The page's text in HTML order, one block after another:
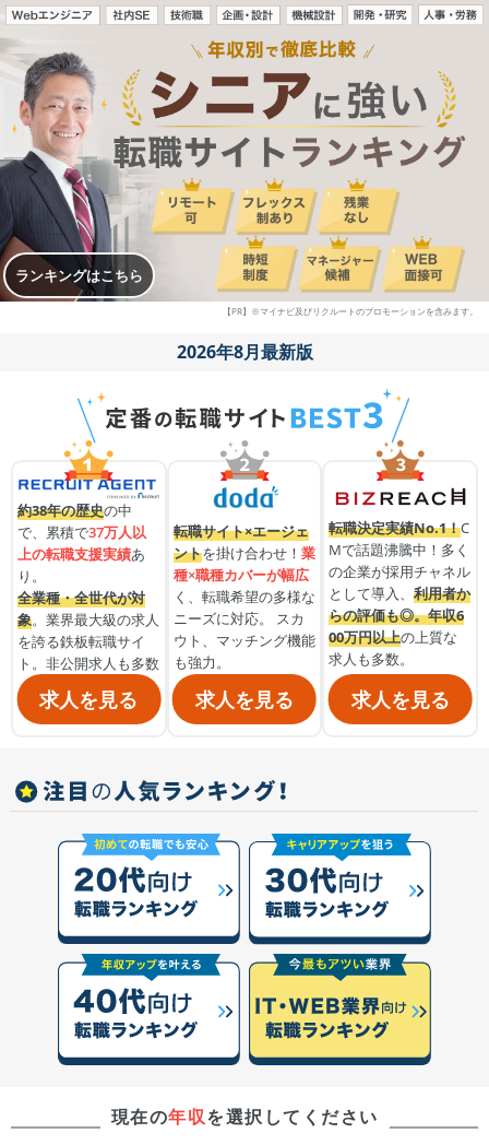
ランキングはこちら
【PR】※マイナビ及びリクルートのプロモーションを含みます。
2026年8月最新版
約38年の歴史の中
で、累積で37万人以
上の転職支援実績あ
り。
全業種・全世代が対
象。業界最大級の求人
を誇る鉄板転職サイ
ト。非公開求人も多数
求人を見る
転職サイト×エージェ
ントを掛け合わせ！ 業
種×職種カバーが幅広
く、転職希望の多様な
ニーズに対応。 スカ
ウト、マッチング機能
も強力。
求人を見る
転職決定実績No.1！C
Mで話題沸騰中！多く
の企業が採用チャネル
として導入、利用者か
らの評価も◎。年収6
00万円以上の上質な
求人も多数。
求人を見る
現在の年収を選択してください